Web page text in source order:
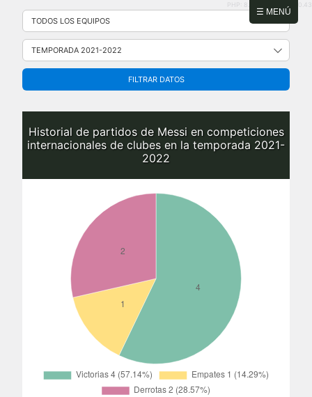
☰ MENÚ
Saltar
contenido
PHP: 8.2.31 | MySQL: 8.0.43
FILTRAR DATOS
Historial de partidos de Messi en competiciones
internacionales de clubes en la temporada 2021-
2022